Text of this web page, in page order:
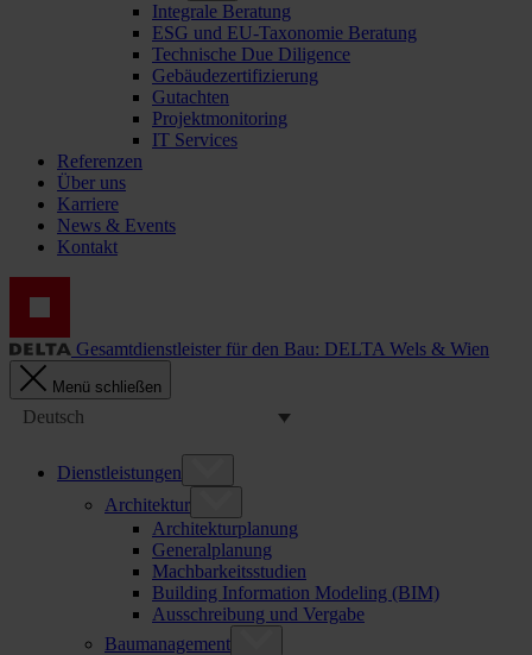
Integrale Beratung
ESG und EU-Taxonomie Beratung
Technische Due Diligence
Gebäudezertifizierung
Gutachten
Projektmonitoring
IT Services
Referenzen
Über uns
Karriere
News & Events
Kontakt
Gesamtdienstleister für den Bau: DELTA Wels & Wien
Menü schließen
Deutsch
Dienstleistungen
Architektur
Architekturplanung
Generalplanung
Machbarkeitsstudien
Building Information Modeling (BIM)
Ausschreibung und Vergabe
Baumanagement